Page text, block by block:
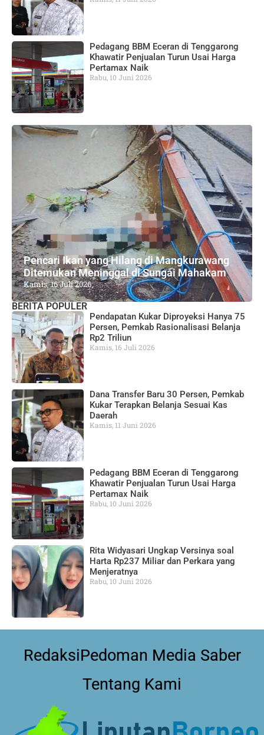
Pedagang BBM Eceran di Tenggarong
Khawatir Penjualan Turun Usai Harga
Pertamax Naik
Rabu, 10 Juni 2026
Pencari Ikan yang Hilang di Mangkurawang
Ditemukan Meninggal di Sungai Mahakam
Kamis, 16 Juli 2026
BERITA POPULER
Pendapatan Kukar Diproyeksi Hanya 75
Persen, Pemkab Rasionalisasi Belanja
Rp2 Triliun
Kamis, 16 Juli 2026
Dana Transfer Baru 30 Persen, Pemkab
Kukar Terapkan Belanja Sesuai Kas
Daerah
Kamis, 11 Juni 2026
Pedagang BBM Eceran di Tenggarong
Khawatir Penjualan Turun Usai Harga
Pertamax Naik
Rabu, 10 Juni 2026
Rita Widyasari Ungkap Versinya soal
Harta Rp237 Miliar dan Perkara yang
Menjeratnya
Rabu, 10 Juni 2026
RedaksiPedoman Media Saber
Tentang Kami